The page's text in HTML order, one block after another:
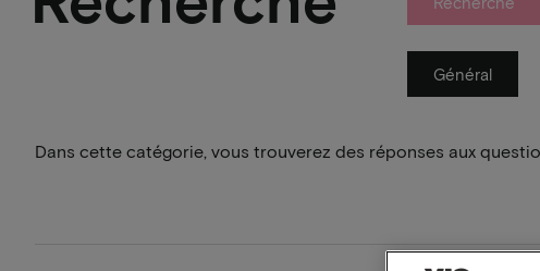
Général
Dans cette catégorie, vous trouverez des réponses aux